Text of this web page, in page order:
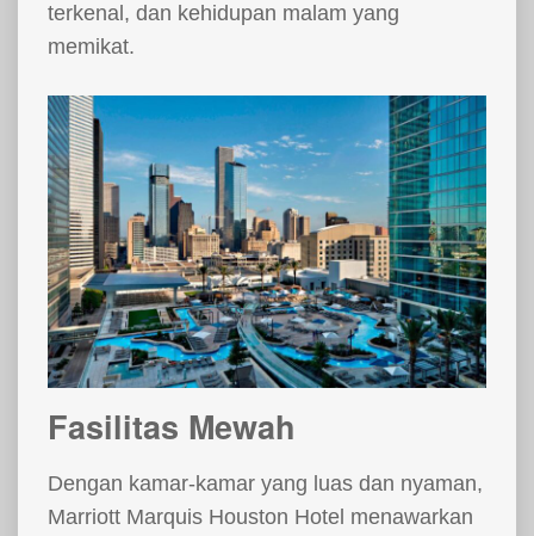
terkenal, dan kehidupan malam yang
memikat.
Fasilitas Mewah
Dengan kamar-kamar yang luas dan nyaman,
Marriott Marquis Houston Hotel menawarkan